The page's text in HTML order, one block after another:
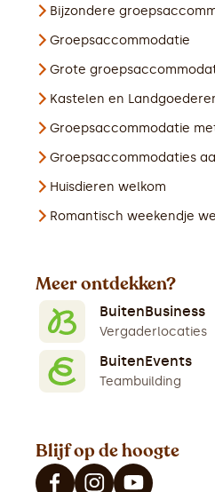
Bijzondere
Groepsaccommodatie
Grote
Kastelen en
Groepsaccommodatie
Groepsaccommodaties
Huisdieren welkom
Romantisch weekendje
Meer ontdekken?
BuitenBusiness
Vergaderlocaties
BuitenEvents
Teambuilding
Blijf op de hoogte